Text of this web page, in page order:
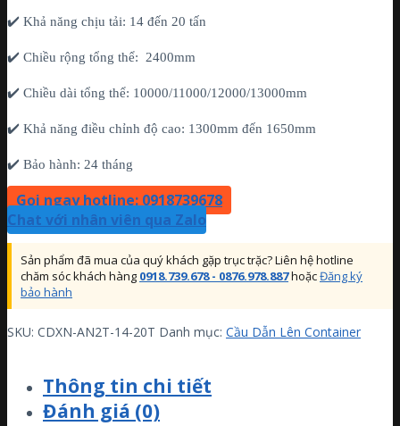
✔️ Khả năng chịu tải: 14 đến 20 tấn
✔️ Chiều rộng tổng thể: 2400mm
✔️ Chiều dài tổng thể: 10000/11000/12000/13000mm
✔️ Khả năng điều chỉnh độ cao: 1300mm đến 1650mm
✔️ Bảo hành: 24 tháng
Gọi ngay hotline: 0918739678
Chat với nhân viên qua Zalo
Sản phẩm đã mua của quý khách gặp trục trặc? Liên hệ hotline
chăm sóc khách hàng 0918.739.678 - 0876.978.887hoặcĐăng ký
bảo hành
SKU: CDXN-AN2T-14-20T Danh mục: Cầu Dẫn Lên Container
Thông tin chi tiết
Đánh giá (0)